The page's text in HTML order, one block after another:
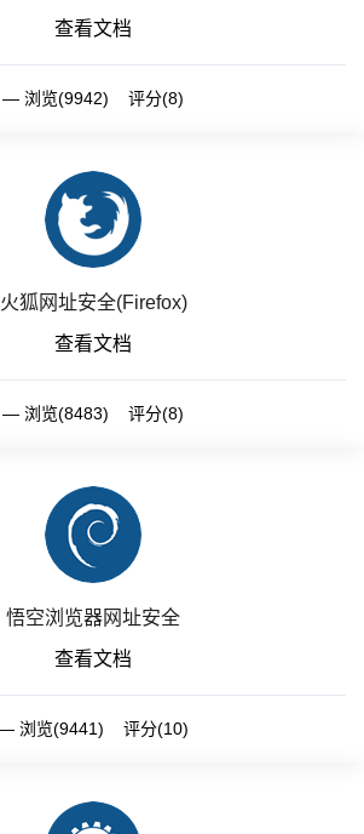
查看文档
浏览(9942) 评分(8)
火狐网址安全(Firefox)
查看文档
浏览(8483) 评分(8)
悟空浏览器网址安全
查看文档
浏览(9441) 评分(10)